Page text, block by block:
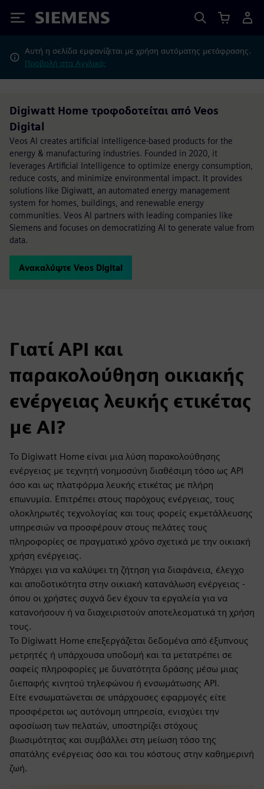
Siemens
Αυτή η σελίδα εμφανίζεται με χρήση αυτόματης μετάφρασης.
Προβολή στα Αγγλικά;
Digiwatt Home τροφοδοτείται από Veos
Digital
Veos AI creates artificial intelligence-based products for the
energy & manufacturing industries. Founded in 2020, it
leverages Artificial Intelligence to optimize energy consumption,
reduce costs, and minimize environmental impact. It provides
solutions like Digiwatt, an automated energy management
system for homes, buildings, and renewable energy
communities. Veos AI partners with leading companies like
Siemens and focuses on democratizing AI to generate value from
data.
Ανακαλύψτε Veos Digital
Γιατί API και
παρακολούθηση οικιακής
ενέργειας λευκής ετικέτας
με AI?
Το Digiwatt Home είναι μια λύση παρακολούθησης
ενέργειας με τεχνητή νοημοσύνη διαθέσιμη τόσο ως API
όσο και ως πλατφόρμα λευκής ετικέτας με πλήρη
επωνυμία. Επιτρέπει στους παρόχους ενέργειας, τους
ολοκληρωτές τεχνολογίας και τους φορείς εκμετάλλευσης
υπηρεσιών να προσφέρουν στους πελάτες τους
πληροφορίες σε πραγματικό χρόνο σχετικά με την οικιακή
χρήση ενέργειας.
Υπάρχει για να καλύψει τη ζήτηση για διαφάνεια, έλεγχο
και αποδοτικότητα στην οικιακή κατανάλωση ενέργειας -
όπου οι χρήστες συχνά δεν έχουν τα εργαλεία για να
κατανοήσουν ή να διαχειριστούν αποτελεσματικά τη χρήση
τους.
Το Digiwatt Home επεξεργάζεται δεδομένα από έξυπνους
μετρητές ή υπάρχουσα υποδομή και τα μετατρέπει σε
σαφείς πληροφορίες με δυνατότητα δράσης μέσω μιας
διεπαφής κινητού τηλεφώνου ή ενσωμάτωσης API.
Είτε ενσωματώνεται σε υπάρχουσες εφαρμογές είτε
προσφέρεται ως αυτόνομη υπηρεσία, ενισχύει την
αφοσίωση των πελατών, υποστηρίζει στόχους
βιωσιμότητας και συμβάλλει στη μείωση τόσο της
σπατάλης ενέργειας όσο και του κόστους στην καθημερινή
ζωή.